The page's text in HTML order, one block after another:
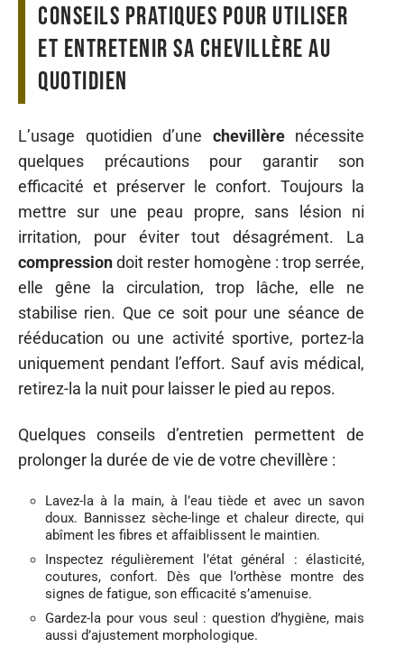
Conseils pratiques pour utiliser
et entretenir sa chevillère au
quotidien
L’usage quotidien d’une chevillèrenécessite
quelques précautions pour garantir son
efficacité et préserver le confort. Toujours la
mettre sur une peau propre, sans lésion ni
irritation, pour éviter tout désagrément. La
compressiondoit rester homogène : trop serrée,
elle gêne la circulation, trop lâche, elle ne
stabilise rien. Que ce soit pour une séance de
rééducation ou une activité sportive, portez-la
uniquement pendant l’effort. Sauf avis médical,
retirez-la la nuit pour laisser le pied au repos.
Quelques conseils d’entretien permettent de
prolonger la durée de vie de votre chevillère :
Lavez-la à la main, à l’eau tiède et avec un savon
doux. Bannissez sèche-linge et chaleur directe, qui
abîment les fibres et affaiblissent le maintien.
Inspectez régulièrement l’état général : élasticité,
coutures, confort. Dès que l’orthèse montre des
signes de fatigue, son efficacité s’amenuise.
Gardez-la pour vous seul : question d’hygiène, mais
aussi d’ajustement morphologique.